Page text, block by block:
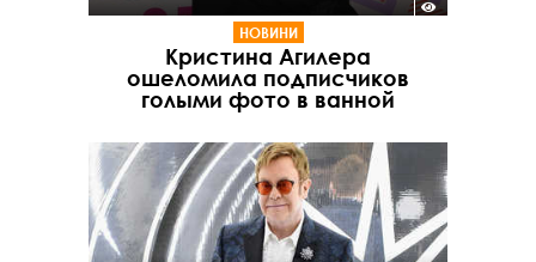
НОВИНИ
Кристина Агилера
ошеломила подписчиков
голыми фото в ванной